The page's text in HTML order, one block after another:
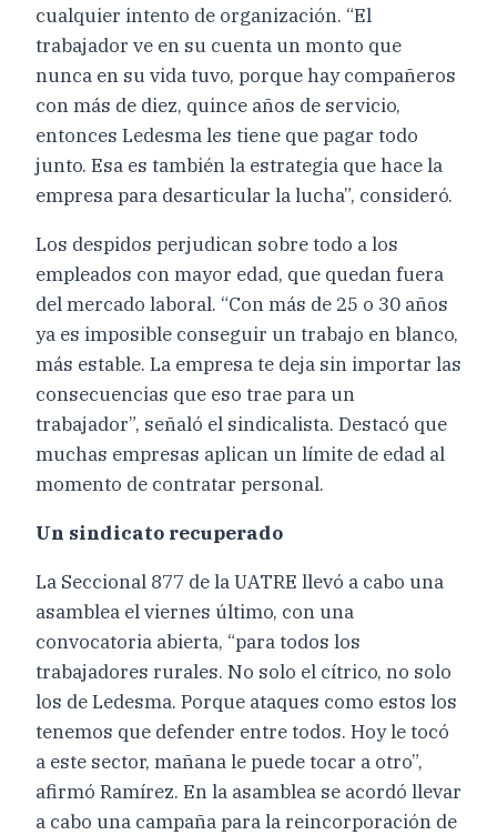
cualquier intento de organización. “El
trabajador ve en su cuenta un monto que
nunca en su vida tuvo, porque hay compañeros
con más de diez, quince años de servicio,
entonces Ledesma les tiene que pagar todo
junto. Esa es también la estrategia que hace la
empresa para desarticular la lucha”, consideró.
Los despidos perjudican sobre todo a los
empleados con mayor edad, que quedan fuera
del mercado laboral. “Con más de 25 o 30 años
ya es imposible conseguir un trabajo en blanco,
más estable. La empresa te deja sin importar las
consecuencias que eso trae para un
trabajador”, señaló el sindicalista. Destacó que
muchas empresas aplican un límite de edad al
momento de contratar personal.
Un sindicato recuperado
La Seccional 877 de la UATRE llevó a cabo una
asamblea el viernes último, con una
convocatoria abierta, “para todos los
trabajadores rurales. No solo el cítrico, no solo
los de Ledesma. Porque ataques como estos los
tenemos que defender entre todos. Hoy le tocó
a este sector, mañana le puede tocar a otro”,
afirmó Ramírez. En la asamblea se acordó llevar
a cabo una campaña para la reincorporación de